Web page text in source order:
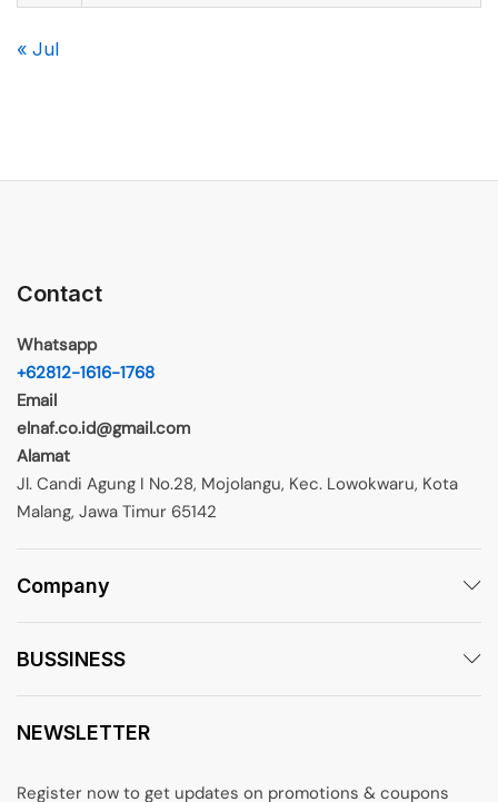
« Jul
Contact
Whatsapp
+62812-1616-1768
Email
elnaf.co.id@gmail.com
Alamat
Jl. Candi Agung I No.28, Mojolangu, Kec. Lowokwaru, Kota
Malang, Jawa Timur 65142
Company
BUSSINESS
NEWSLETTER
Register now to get updates on promotions & coupons